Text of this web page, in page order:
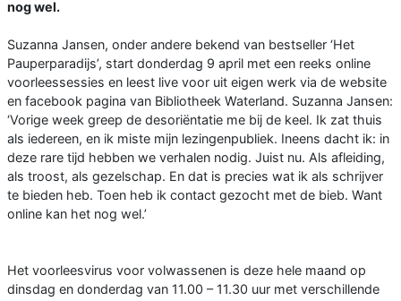
nog wel.
Suzanna Jansen, onder andere bekend van bestseller ‘Het
Pauperparadijs’, start donderdag 9 april met een reeks online
voorleessessies en leest live voor uit eigen werk via de website
en facebook pagina van Bibliotheek Waterland. Suzanna Jansen:
‘Vorige week greep de desoriëntatie me bij de keel. Ik zat thuis
als iedereen, en ik miste mijn lezingenpubliek. Ineens dacht ik: in
deze rare tijd hebben we verhalen nodig. Juist nu. Als afleiding,
als troost, als gezelschap. En dat is precies wat ik als schrijver
te bieden heb. Toen heb ik contact gezocht met de bieb. Want
online kan het nog wel.’
Het voorleesvirus voor volwassenen is deze hele maand op
dinsdag en donderdag van 11.00 – 11.30 uur met verschillende